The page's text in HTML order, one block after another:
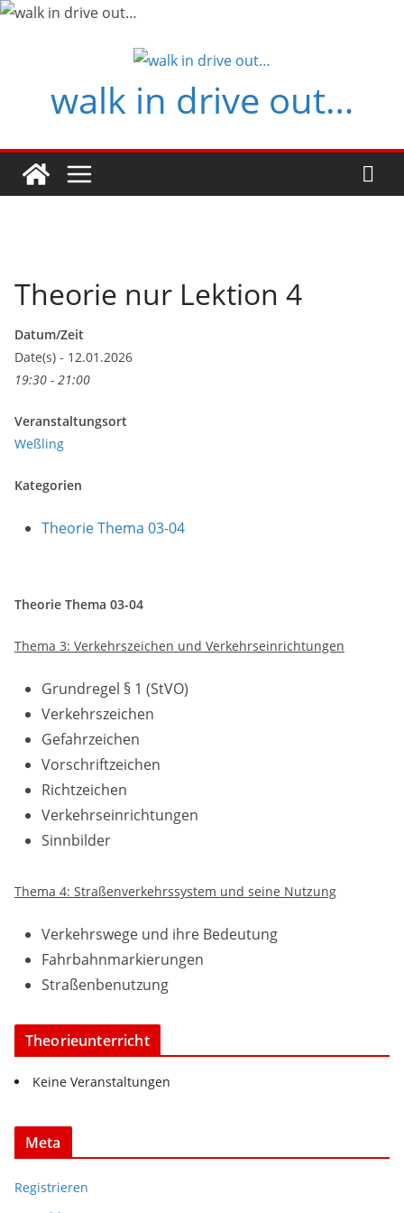
Zum
walk in drive out…
Theorie nur Lektion 4
Datum/Zeit
Date(s) - 12.01.2026
19:30 - 21:00
Veranstaltungsort
Weßling
Kategorien
Theorie Thema 03-04
Theorie Thema 03-04
Thema 3: Verkehrszeichen und Verkehrseinrichtungen
Grundregel § 1 (StVO)
Verkehrszeichen
Gefahrzeichen
Vorschriftzeichen
Richtzeichen
Verkehrseinrichtungen
Sinnbilder
Thema 4: Straßenverkehrssystem und seine Nutzung
Verkehrswege und ihre Bedeutung
Fahrbahnmarkierungen
Straßenbenutzung
Theorieunterricht
Keine Veranstaltungen
Meta
Registrieren